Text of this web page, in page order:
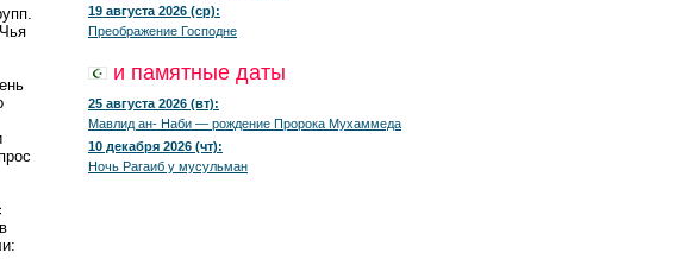
19 августа 2026 (ср):
Преображение Господне
и памятные даты
25 августа 2026 (вт):
Мавлид ан- Наби — рождение Пророка Мухаммеда
10 декабря 2026 (чт):
Ночь Рагаиб у мусульман